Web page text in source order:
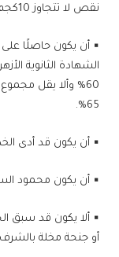
نقص لا تتجاوز 10كجم.
▪ أن يكون حاصلًا على
الشهادة الثانوية
60% وألا يقل
65%.
▪ أن يكون قد أدى
▪ أن يكون محمود
▪ ألا يكون قد سبق
أو جنحة مخلة بالشرف